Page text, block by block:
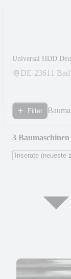
Universal HDD
DE-23611
Filter
3